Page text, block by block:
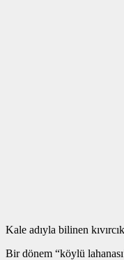
Kale adıyla bilinen
Bir dönem “köylü